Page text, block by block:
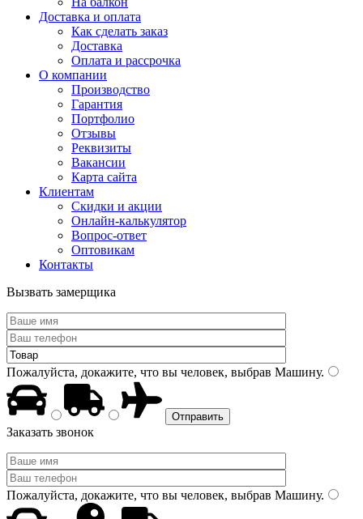
Доставка и оплата
Как сделать заказ
Доставка
Оплата и рассрочка
О компании
Производство
Гарантия
Портфолио
Отзывы
Реквизиты
Вакансии
Карта сайта
Клиентам
Скидки и акции
Онлайн-калькулятор
Вопрос-ответ
Оптовикам
Контакты
Вызвать замерщика
Пожалуйста, докажите, что вы человек, выбрав Машину.
Заказать звонок
Пожалуйста, докажите, что вы человек, выбрав Машину.